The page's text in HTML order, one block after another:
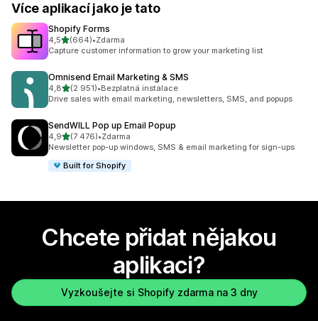
Více aplikací jako je tato
Shopify Forms
4,5z 5 hvězd
(664)
Celkový počet recenzí: 664
•Zdarma
Capture customer information to grow your marketing list
Omnisend Email Marketing & SMS
4,8z 5 hvězd
(2 951)
Celkový počet recenzí: 2951
•Bezplatná instalace
Drive sales with email marketing, newsletters, SMS, and popups
SendWILL Pop up Email Popup
4,9z 5 hvězd
(7 476)
Celkový počet recenzí: 7476
•Zdarma
Newsletter pop-up windows, SMS & email marketing for sign-ups
Built for Shopify
Chcete přidat nějakou
aplikaci?
Vyzkoušejte si Shopify zdarma na 3 dny